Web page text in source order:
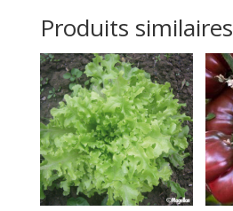
Produits similaires